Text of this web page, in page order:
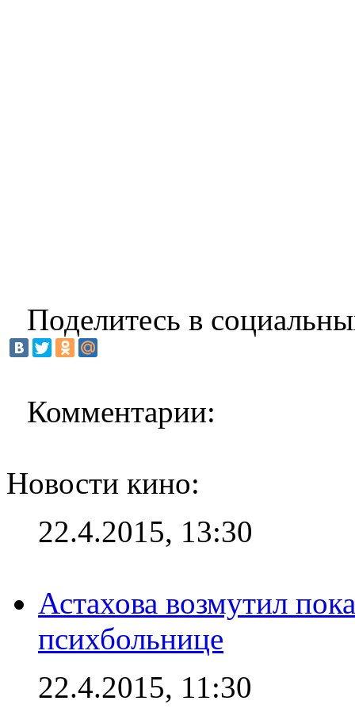
Поделитесь в
Комментарии:
Новости кино:
22.4.2015, 13:30
Астахова возмутил
психбольнице
22.4.2015, 11:30